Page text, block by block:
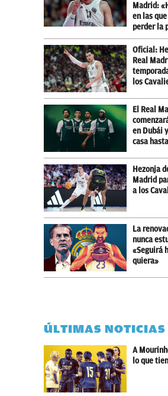
Madrid:
en las
perder la
Oficial:
Real
los
El Real
en Dubái
casa
Hezonja
Madrid
a los
La
nunca
«Seguirá
quiera»
ÚLTIMAS NOTICIAS
A
lo que